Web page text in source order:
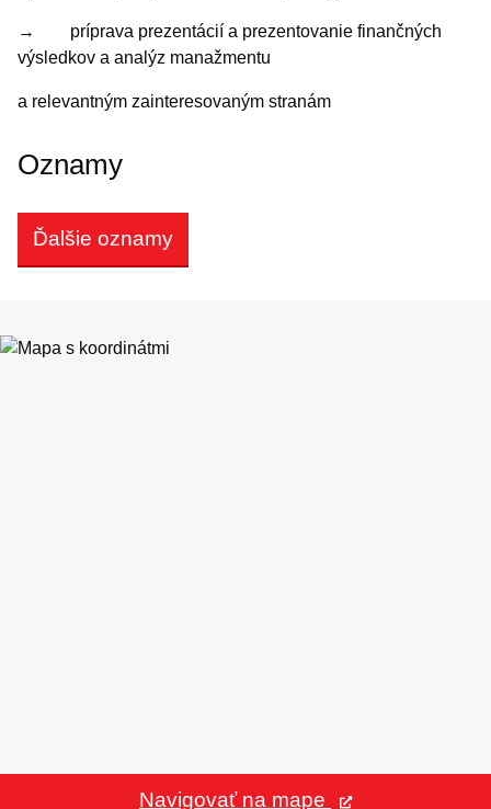
→ príprava prezentácií a prezentovanie finančných
výsledkov a analýz manažmentu
a relevantným zainteresovaným stranám
Oznamy
Ďalšie oznamy
Navigovať na mape